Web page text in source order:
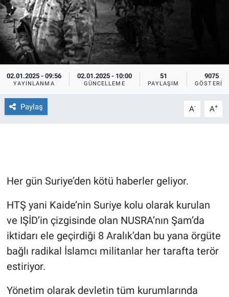
02.01.2025 - 09:56
YAYINLANMA
02.01.2025 - 10:00
GÜNCELLEME
51
PAYLAŞIM
9075
GÖSTERIM
Paylaş A- A+
Her gün Suriye’den kötü haberler geliyor.
HTŞ yani Kaide’nin Suriye kolu olarak kurulan
ve IŞİD’in çizgisinde olan NUSRA’nın Şam’da
iktidarı ele geçirdiği 8 Aralık’dan bu yana örgüte
bağlı radikal İslamcı militanlar her tarafta terör
estiriyor.
Yönetim olarak devletin tüm kurumlarında
Ege'den Esintiler
Eğitim
Eğlence
Ekonomi
Gün Başlıyor
Gün Bitiyor
Gün Ortası
Gündem Özel
İletişim